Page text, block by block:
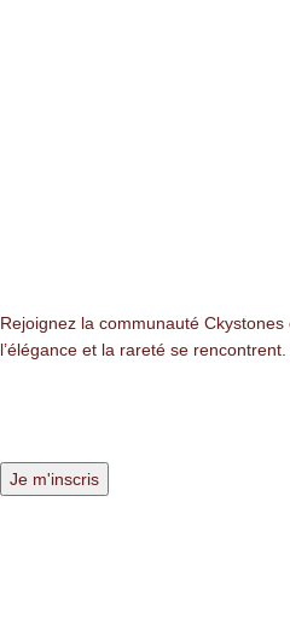
Rejoignez la communauté
l’élégance et la rareté se rencontrent.